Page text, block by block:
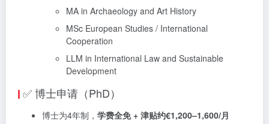
MA in Archaeology and Art History
MSc European Studies / International
Cooperation
LLM in International Law and Sustainable
Development
✅ 博士申请（PhD）
博士为4年制， 学费全免 + 津贴约€1,200–1,600/月